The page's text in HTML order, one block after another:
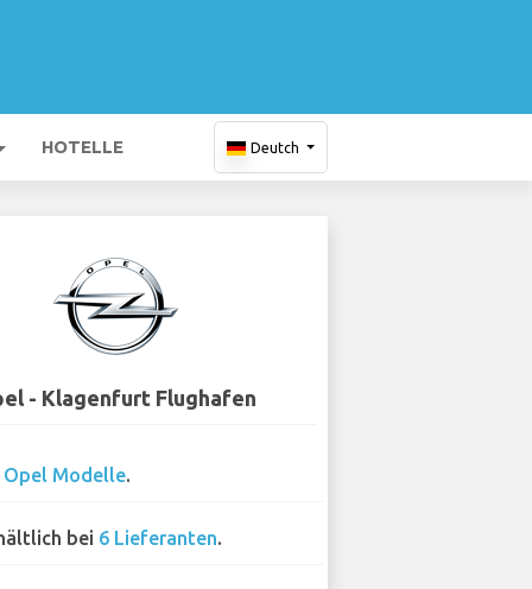
HOTELLE Deutch
- Klagenfurt Flughafen
Opel Modelle.
bei 6 Lieferanten.